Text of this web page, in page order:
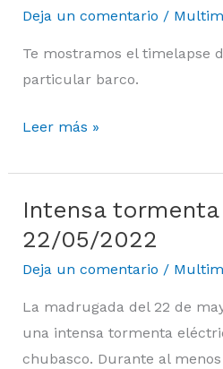
Deja un comentario /
Te mostramos el timelapse
particular barco.
ELCANO
llega
Santander
Leer más »
Intensa
22/05/2022
Deja un comentario /
La madrugada del 22 de
una intensa tormenta
chubasco. Durante al
Intensa
tormenta
22/05/2022